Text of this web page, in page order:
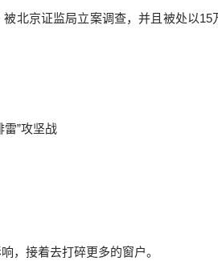
北京证监局立案调查，并且被处以15
，接着去打碎更多的窗户。